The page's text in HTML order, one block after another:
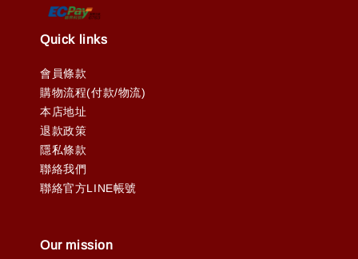
Quick links
會員條款
購物流程(付款/物流)
本店地址
退款政策
隱私條款
聯絡我們
聯絡官方LINE帳號
Our mission